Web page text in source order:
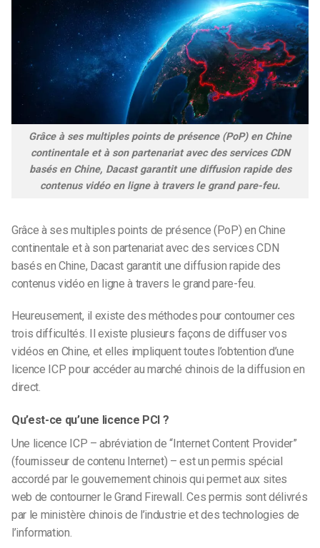
Grâce à ses multiples points de présence (PoP) en Chine
continentale et à son partenariat avec des services CDN
basés en Chine, Dacast garantit une diffusion rapide des
contenus vidéo en ligne à travers le grand pare-feu.
Grâce à ses multiples points de présence (PoP) en Chine
continentale et à son partenariat avec des services CDN
basés en Chine, Dacast garantit une diffusion rapide des
contenus vidéo en ligne à travers le grand pare-feu.
Heureusement, il existe des méthodes pour contourner ces
trois difficultés. Il existe plusieurs façons de diffuser vos
vidéos en Chine, et elles impliquent toutes l’obtention d’une
licence ICP pour accéder au marché chinois de la diffusion en
direct.
Qu’est-ce qu’une licence PCI ?
Une licence ICP – abréviation de “Internet Content Provider”
(fournisseur de contenu Internet) – est un permis spécial
accordé par le gouvernement chinois qui permet aux sites
web de contourner le Grand Firewall. Ces permis sont délivrés
par le ministère chinois de l’industrie et des technologies de
l’information.